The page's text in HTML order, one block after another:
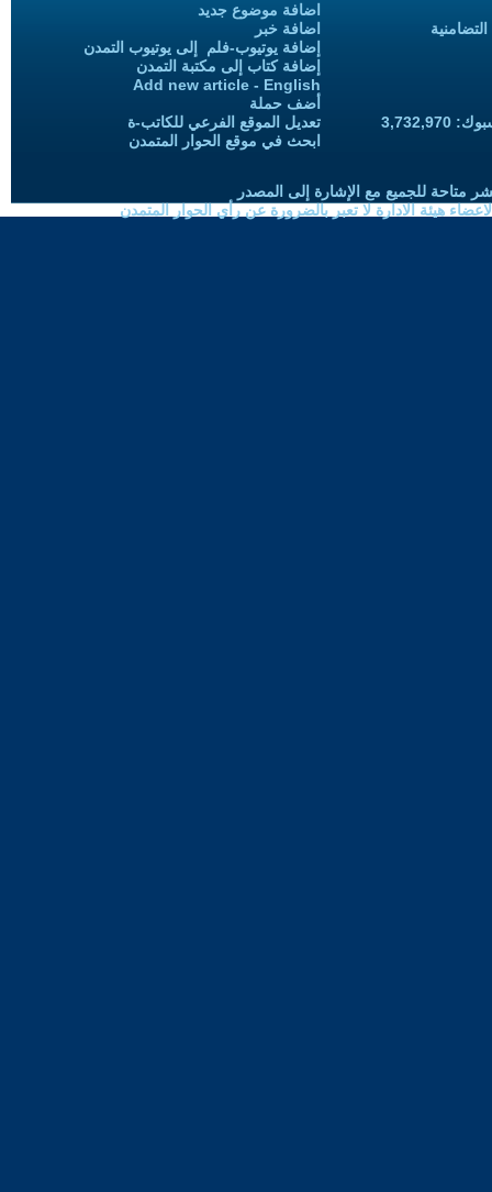
اضافة موضوع جديد
اضافة خبر
إضافة يوتيوب-فلم إلى يوتيوب التمدن
إضافة كتاب إلى مكتبة التمدن
Add new article - English
أضف حملة
تعديل الموقع الفرعي للكاتب-ة
ابحث في موقع الحوار المتمدن
متاحة للجميع مع الإشارة إلى المصدر
هيئة الادارة لا تعبر بالضرورة عن رأي الحوار المتمدن